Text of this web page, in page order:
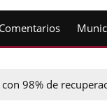
Comentarios
con 98% de